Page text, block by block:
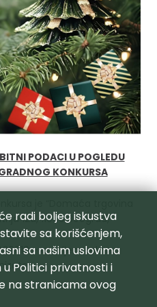
PODACI U POGLEDU
KONKURSA
12d, 11000 Beograd,
– u daljem tekstu
radi boljeg iskustva
sa korišćenjem,
sa našim uslovima
u Politici privatnostii
na stranicama ovog